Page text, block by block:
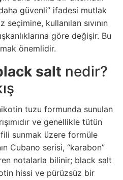
güvenli” ifadesi mutlak
kullanılan sıvının
göre değişir. Bu
önemlidir.
salt nedir?
tuzu formunda sunulan
ve genellikle tütün
sunmak üzere formüle
Cubano serisi, “karabon”
notalarla bilinir; black salt
hissi ve pürüzsüz bir